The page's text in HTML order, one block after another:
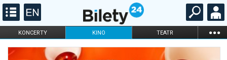
KONCERTY KINO TEATR ...
FILHARMONIA OPERA I BALET
STAND-UP